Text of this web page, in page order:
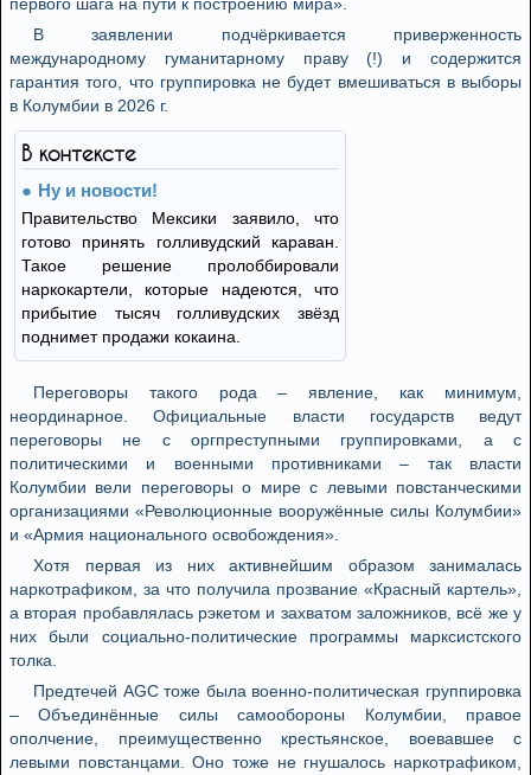
В заявлении подчёркивается приверженность
международному гуманитарному праву (!) и содержится
гарантия того, что группировка не будет вмешиваться в выборы
в Колумбии в 2026 г.
В контексте
Ну и новости!
Правительство Мексики заявило, что
готово принять голливудский караван.
Такое решение пролоббировали
наркокартели, которые надеются, что
прибытие тысяч голливудских звёзд
поднимет продажи кокаина.
Переговоры такого рода – явление, как минимум,
неординарное. Официальные власти государств ведут
переговоры не с оргпреступными группировками, а с
политическими и военными противниками – так власти
Колумбии вели переговоры о мире с левыми повстанческими
организациями «Революционные вооружённые силы Колумбии»
и «Армия национального освобождения».
Хотя первая из них активнейшим образом занималась
наркотрафиком, за что получила прозвание «Красный картель»,
а вторая пробавлялась рэкетом и захватом заложников, всё же у
них были социально-политические программы марксистского
толка.
Предтечей AGC тоже была военно-политическая группировка
– Объединённые силы самообороны Колумбии, правое
ополчение, преимущественно крестьянское, воевавшее с
левыми повстанцами. Оно тоже не гнушалось наркотрафиком,